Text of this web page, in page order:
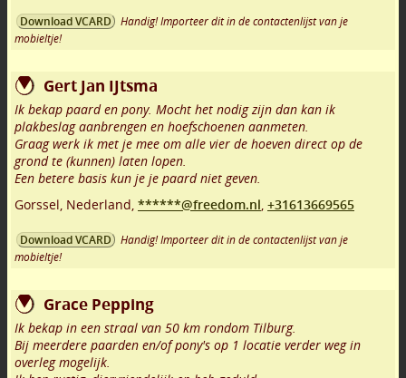
Download VCARD
Handig! Importeer dit in de contactenlijst van je
mobieltje!
Gert Jan IJtsma
Ik bekap paard en pony. Mocht het nodig zijn dan kan ik
plakbeslag aanbrengen en hoefschoenen aanmeten.
Graag werk ik met je mee om alle vier de hoeven direct op de
grond te (kunnen) laten lopen.
Een betere basis kun je je paard niet geven.
Gorssel, Nederland, ******@freedom.nl, +31613669565
Download VCARD
Handig! Importeer dit in de contactenlijst van je
mobieltje!
Grace Pepping
Ik bekap in een straal van 50 km rondom Tilburg.
Bij meerdere paarden en/of pony's op 1 locatie verder weg in
overleg mogelijk.